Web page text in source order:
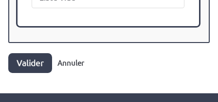
Autres réglages avancés
Avant de faire un template de
liste
Valider Annuler